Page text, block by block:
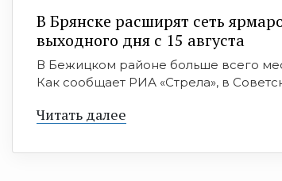
В Брянске расширят сеть
выходного дня с 15 августа
В Бежицком районе больше всего
Как сообщает РИА «Стрела», в
Читать далее